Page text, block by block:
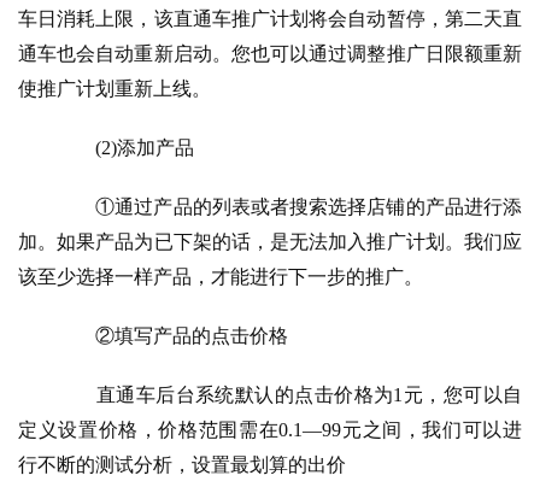
车日消耗上限，该直通车推广计划将会自动暂停，第二天直
通车也会自动重新启动。您也可以通过调整推广日限额重新
使推广计划重新上线。
(2)添加产品
①通过产品的列表或者搜索选择店铺的产品进行添
加。如果产品为已下架的话，是无法加入推广计划。我们应
该至少选择一样产品，才能进行下一步的推广。
②填写产品的点击价格
直通车后台系统默认的点击价格为1元，您可以自
定义设置价格，价格范围需在0.1—99元之间，我们可以进
行不断的测试分析，设置最划算的出价